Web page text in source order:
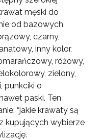
męski do
od bazowych
czarny,
inny kolor,
różowy,
zielony,
punkciki o
paski. Ten
“jakie krawaty są
kupujących wybierze